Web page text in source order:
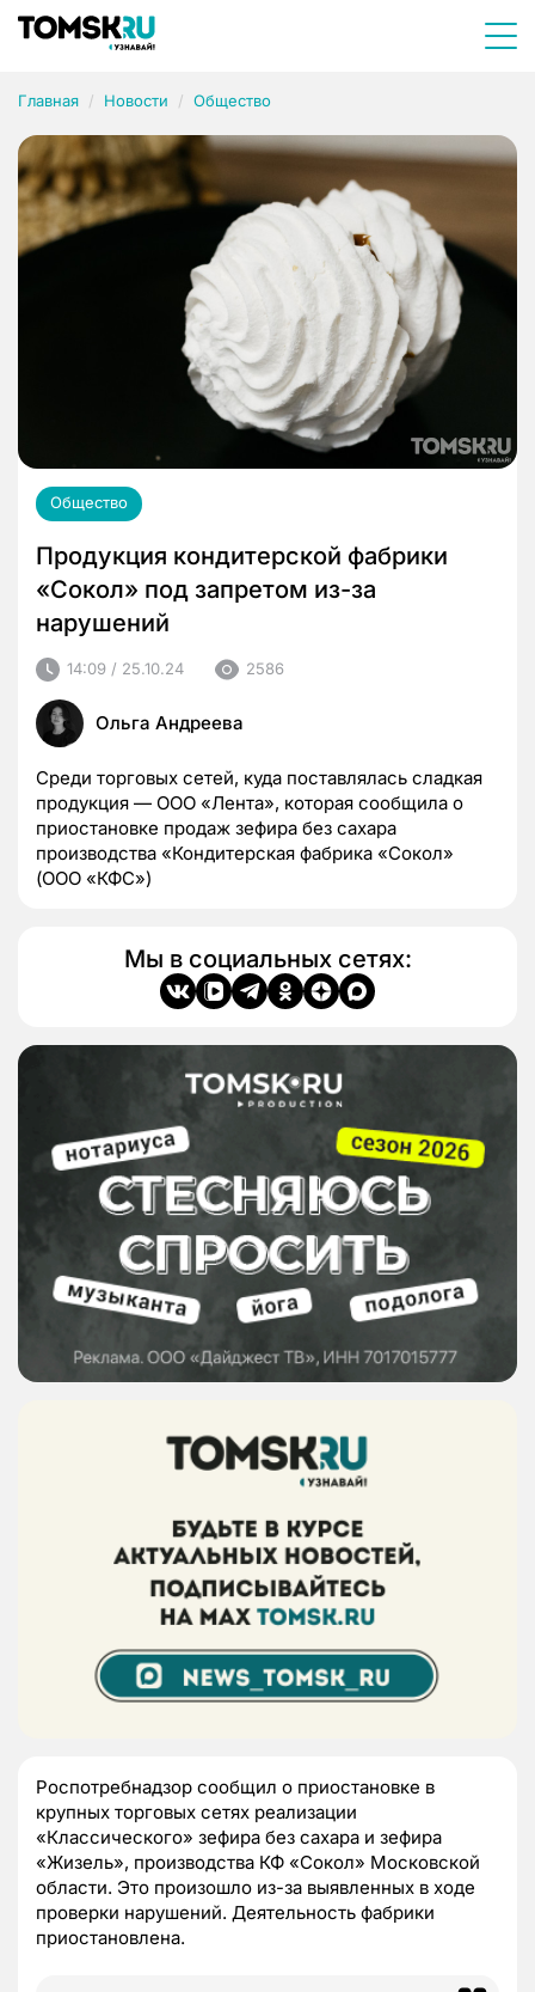
Главная Новости Общество
Общество
Продукция кондитерской фабрики
«Сокол» под запретом из-за
нарушений
14:09 / 25.10.24 2586
Ольга Андреева
Среди торговых сетей, куда поставлялась сладкая
продукция — ООО «Лента», которая сообщила о
приостановке продаж зефира без сахара
производства «Кондитерская фабрика «Сокол»
(ООО «КФС»)
Мы в социальных сетях:
Роспотребнадзор сообщил о приостановке в
крупных торговых сетях реализации
«Классического» зефира без сахара и зефира
«Жизель», производства КФ «Сокол» Московской
области. Это произошло из-за выявленных в ходе
проверки нарушений. Деятельность фабрики
приостановлена.